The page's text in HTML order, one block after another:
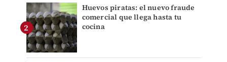
Huevos piratas: el nuevo fraude
comercial que llega hasta tu
cocina